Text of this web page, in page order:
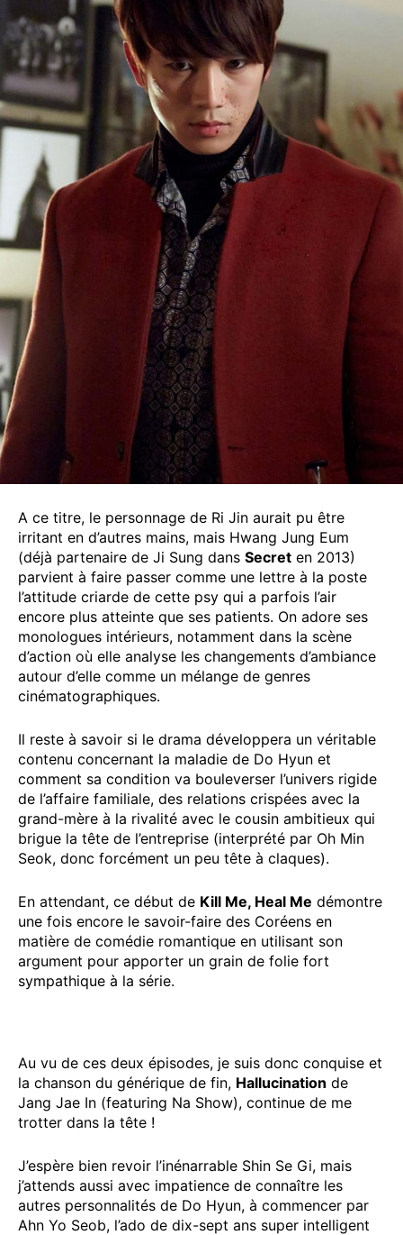
A ce titre, le personnage de Ri Jin aurait pu être
irritant en d’autres mains, mais Hwang Jung Eum
(déjà partenaire de Ji Sung dans Secret en 2013)
parvient à faire passer comme une lettre à la poste
l’attitude criarde de cette psy qui a parfois l’air
encore plus atteinte que ses patients. On adore ses
monologues intérieurs, notamment dans la scène
d’action où elle analyse les changements d’ambiance
autour d’elle comme un mélange de genres
cinématographiques.
Il reste à savoir si le drama développera un véritable
contenu concernant la maladie de Do Hyun et
comment sa condition va bouleverser l’univers rigide
de l’affaire familiale, des relations crispées avec la
grand-mère à la rivalité avec le cousin ambitieux qui
brigue la tête de l’entreprise (interprété par Oh Min
Seok, donc forcément un peu tête à claques).
En attendant, ce début de Kill Me, Heal Me démontre
une fois encore le savoir-faire des Coréens en
matière de comédie romantique en utilisant son
argument pour apporter un grain de folie fort
sympathique à la série.
Au vu de ces deux épisodes, je suis donc conquise et
la chanson du générique de fin, Hallucination de
Jang Jae In (featuring Na Show), continue de me
trotter dans la tête !
J’espère bien revoir l’inénarrable Shin Se Gi, mais
j’attends aussi avec impatience de connaître les
autres personnalités de Do Hyun, à commencer par
Ahn Yo Seob, l’ado de dix-sept ans super intelligent